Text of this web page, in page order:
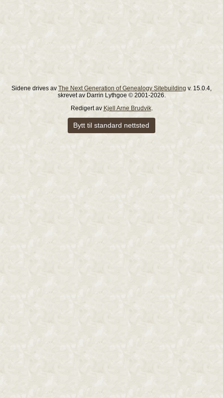
Sidene drives av The Next Generation of Genealogy Sitebuilding v. 15.0.4,
skrevet av Darrin Lythgoe © 2001-2026.
Redigert av Kjell Arne Brudvik.
Bytt til standard nettsted